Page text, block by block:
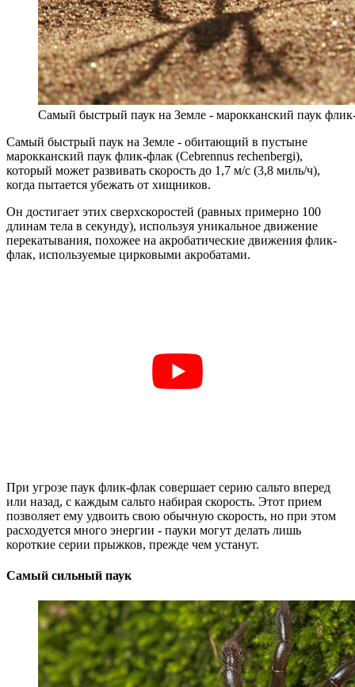
Самый быстрый паук на Земле - марокканский паук
Самый быстрый паук на Земле - обитающий в пустыне
марокканский паук флик-флак (Cebrennus rechenbergi),
который может развивать скорость до 1,7 м/с (3,8 миль/ч),
когда пытается убежать от хищников.
Он достигает этих сверхскоростей (равных примерно 100
длинам тела в секунду), используя уникальное движение
перекатывания, похожее на акробатические движения флик-
флак, используемые цирковыми акробатами.
При угрозе паук флик-флак совершает серию сальто вперед
или назад, с каждым сальто набирая скорость. Этот прием
позволяет ему удвоить свою обычную скорость, но при этом
расходуется много энергии - пауки могут делать лишь
короткие серии прыжков, прежде чем устанут.
Самый сильный паук